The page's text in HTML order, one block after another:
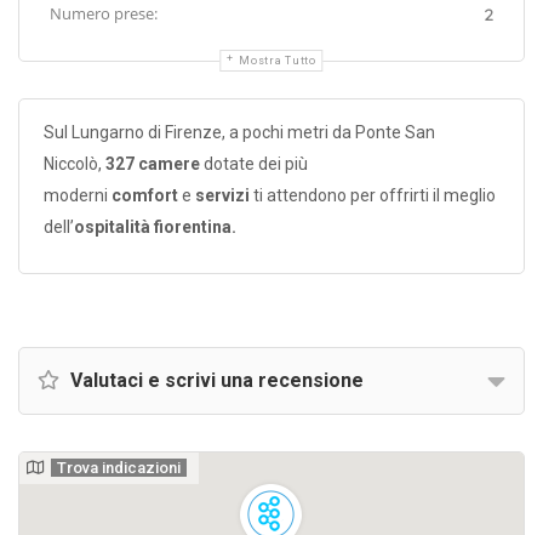
Numero prese: 2
Mostra Tutto
Sul Lungarno di Firenze, a pochi metri da Ponte San
Niccolò, 327 cameredotate dei più
moderni comforte servizi ti attendono per offrirti il meglio
dell’ospitalità fiorentina.
Valutaci e scrivi una recensione
Trova indicazioni